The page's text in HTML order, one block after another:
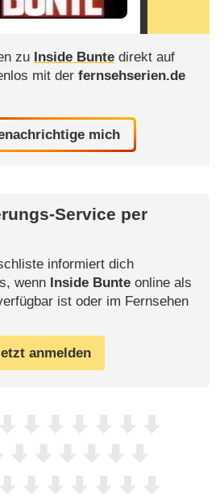
zu Inside Buntedirekt auf
mit der fernsehserien.de
mich
Service per
informiert dich
wenn Inside Bunteonline als
ist oder im Fernsehen
anmelden